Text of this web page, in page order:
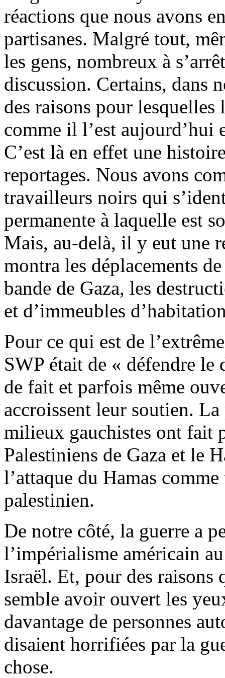
réactions que nous avons
partisanes. Malgré tout,
les gens, nombreux à
discussion. Certains, dans
des raisons pour
comme il l’est aujourd’hui
C’est là en effet une
reportages. Nous avons
travailleurs noirs qui
permanente à laquelle est
Mais, au-delà, il y eut une
montra les déplacements
bande de Gaza, les
et d’immeubles
Pour ce qui est de
SWP était de « défendre le
de fait et parfois même
accroissent leur soutien.
milieux gauchistes ont fait
Palestiniens de Gaza et le
l’attaque du Hamas
palestinien.
De notre côté, la guerre a
l’impérialisme américain
Israël. Et, pour des raisons
semble avoir ouvert les
davantage de personnes
disaient horrifiées par la
chose.